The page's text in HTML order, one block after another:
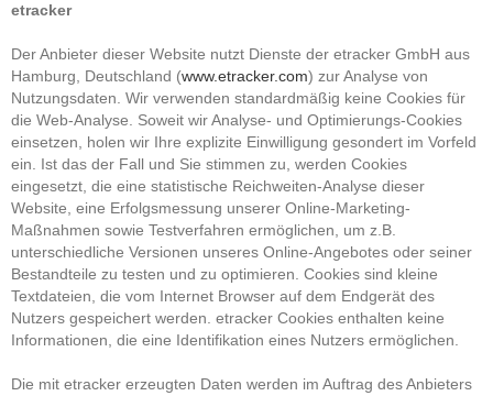
etracker
Der Anbieter dieser Website nutzt Dienste der etracker GmbH aus
Hamburg, Deutschland (www.etracker.com) zur Analyse von
Nutzungsdaten. Wir verwenden standardmäßig keine Cookies für
die Web-Analyse. Soweit wir Analyse- und Optimierungs-Cookies
einsetzen, holen wir Ihre explizite Einwilligung gesondert im Vorfeld
ein. Ist das der Fall und Sie stimmen zu, werden Cookies
eingesetzt, die eine statistische Reichweiten-Analyse dieser
Website, eine Erfolgsmessung unserer Online-Marketing-
Maßnahmen sowie Testverfahren ermöglichen, um z.B.
unterschiedliche Versionen unseres Online-Angebotes oder seiner
Bestandteile zu testen und zu optimieren. Cookies sind kleine
Textdateien, die vom Internet Browser auf dem Endgerät des
Nutzers gespeichert werden. etracker Cookies enthalten keine
Informationen, die eine Identifikation eines Nutzers ermöglichen.
Die mit etracker erzeugten Daten werden im Auftrag des Anbieters